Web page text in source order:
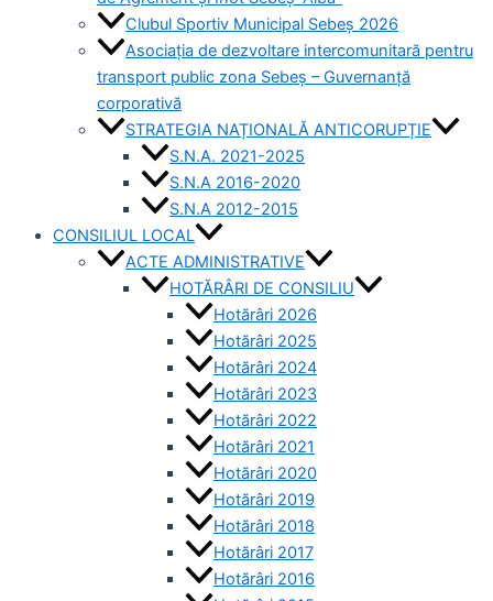
Clubul Sportiv Municipal Sebeș 2026
Asociația de dezvoltare intercomunitară pentru
transport public zona Sebeș – Guvernanță
corporativă
STRATEGIA NAȚIONALĂ ANTICORUPȚIE
S.N.A. 2021-2025
S.N.A 2016-2020
S.N.A 2012-2015
CONSILIUL LOCAL
ACTE ADMINISTRATIVE
HOTĂRÂRI DE CONSILIU
Hotărâri 2026
Hotărâri 2025
Hotărâri 2024
Hotărâri 2023
Hotărâri 2022
Hotărâri 2021
Hotărâri 2020
Hotărâri 2019
Hotărâri 2018
Hotărâri 2017
Hotărâri 2016